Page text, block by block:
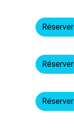
Réserver
Réserver
Réserver